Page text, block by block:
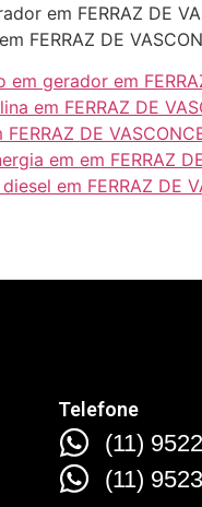
em FERRAZ DE
FERRAZ DE
gerador em
em FERRAZ DE
DE
em em FERRAZ
em FERRAZ DE
Telefone
(11)
(11)